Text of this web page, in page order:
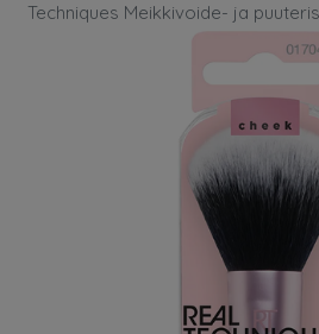
Techniques Meikkivoide- ja